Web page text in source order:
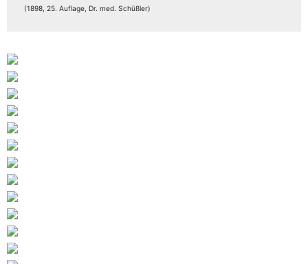
(1898, 25. Auf­la­ge, Dr. med. Schüßler)